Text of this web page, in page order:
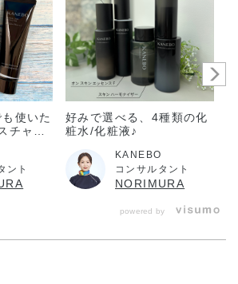
をきちんとしめてください。
や低い所、直射日光のあたる場所には置
使いた
チャラ
ント
好みで選べる、4種類の化
粧水/化粧液♪
KANEBO
コンサルタント
NORIMURA
powered by